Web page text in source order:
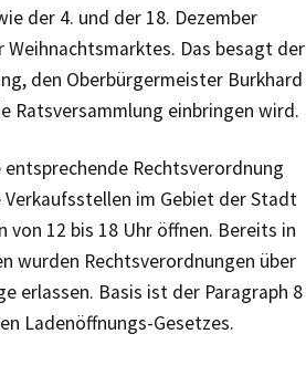
der 4. und der 18. Dezember
Weihnachtsmarktes. Das besagt der
den Oberbürgermeister Burkhard
Ratsversammlung einbringen wird.
Rechtsverordnung
im Gebiet der Stadt
von 12 bis 18 Uhr öffnen. Bereits in
wurden Rechtsverordnungen über
erlassen. Basis ist der Paragraph 8
Ladenöffnungs-Gesetzes.